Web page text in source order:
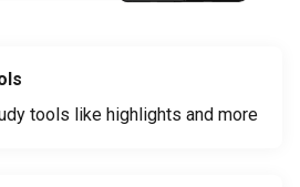
tools like highlights and more